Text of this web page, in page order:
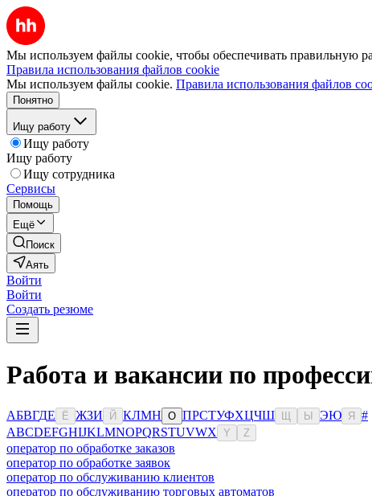
Мы используем файлы cookie, чтобы обеспечивать правильную
Правила использования файлов cookie
Мы используем файлы cookie. Правила использования файлов
Понятно
Ищу работу
Ищу работу
Ищу работу
Ищу сотрудника
Сервисы
Помощь
Ещё
Поиск
Аять
Войти
Войти
Создать резюме
Работа и вакансии по
АБВГДЕ Ё ЖЗИ Й КЛМН О ПРСТУФХЦЧШ Ы ЭЮ Я
#
ABCDEFGHIJKLMNOPQRSTUVWX Y Z
оператор по обработке заказов
оператор по обработке заявок
оператор по обслуживанию клиентов
оператор по обслуживанию торговых автоматов